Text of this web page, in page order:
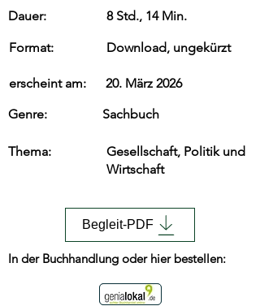
Dauer:
Format:
erscheint am:
Genre:
Thema:
8 Std., 14 Min.
Download, ungekürzt
20. März 2026
Sachbuch
Gesellschaft, Politik und
Wirtschaft
Begleit-PDF
In der Buchhandlung oder hier bestellen: